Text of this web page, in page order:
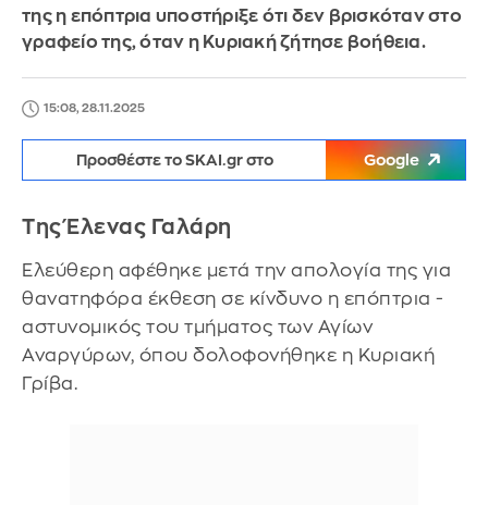
της η επόπτρια υποστήριξε ότι δεν βρισκόταν στο
γραφείο της, όταν η Κυριακή ζήτησε βοήθεια.
15:08, 28.11.2025
Προσθέστε το SKAI.gr στο Google
Της Έλενας Γαλάρη
Ελεύθερη αφέθηκε μετά την απολογία της για
θανατηφόρα έκθεση σε κίνδυνο η επόπτρια -
αστυνομικός του τμήματος των Αγίων
Αναργύρων, όπου δολοφονήθηκε η Κυριακή
Γρίβα.